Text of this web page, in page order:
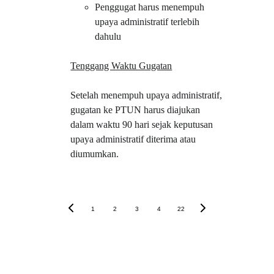
Penggugat harus menempuh
upaya administratif terlebih
dahulu
Tenggang Waktu Gugatan
Setelah menempuh upaya administratif,
gugatan ke PTUN harus diajukan
dalam waktu 90 hari sejak keputusan
upaya administratif diterima atau
diumumkan.
1 2 3 4 22